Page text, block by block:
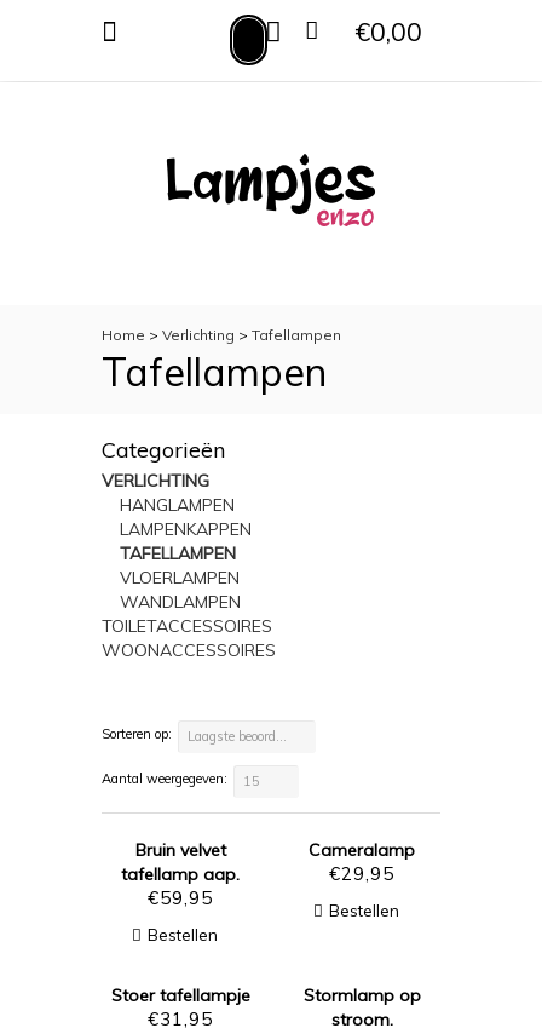
TOILETACCESSOIRES
€0,00
Home > Verlichting > Tafellampen
Tafellampen
Categorieën
VERLICHTING
HANGLAMPEN
LAMPENKAPPEN
TAFELLAMPEN
VLOERLAMPEN
WANDLAMPEN
TOILETACCESSOIRES
WOONACCESSOIRES
Sorteren op: Laagste beoordeling
Aantal weergegeven: 15
Bruin velvet
tafellamp aap.
€59,95
Bestellen
Cameralamp
€29,95
Bestellen
Stoer tafellampje
€31,95
Stormlamp op
stroom.